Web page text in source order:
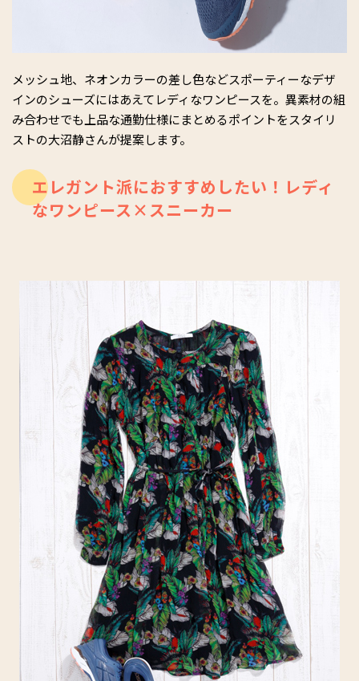
メッシュ地、ネオンカラーの差し色などスポーティーなデザ
インのシューズにはあえてレディなワンピースを。異素材の組
み合わせでも上品な通勤仕様にまとめるポイントをスタイリ
ストの大沼静さんが提案します。
エレガント派におすすめしたい！レディ
なワンピース×スニーカー